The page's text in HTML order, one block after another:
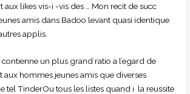
likes vis-i -vis des … Mon recit de succ
amis dans Badoo levant quasi identique
applis.
un plus grand ratio a l’egard de
hommes jeunes amis que diverses
tel TinderOu tous les listes quand i la reussite